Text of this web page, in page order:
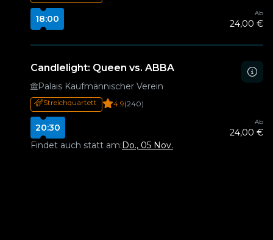
18:00
Ab
24,00 €
Candlelight: Queen vs. ABBA
Palais Kaufmännischer Verein
Streichquartett 4.9(240)
20:30
Ab
24,00 €
Findet auch statt am:Do., 05 Nov.